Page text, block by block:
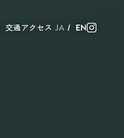
交通アクセス JA EN